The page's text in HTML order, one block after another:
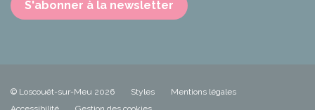
S'abonner à la newsletter
© Loscouët-sur-Meu 2026 Styles
Mentions légales